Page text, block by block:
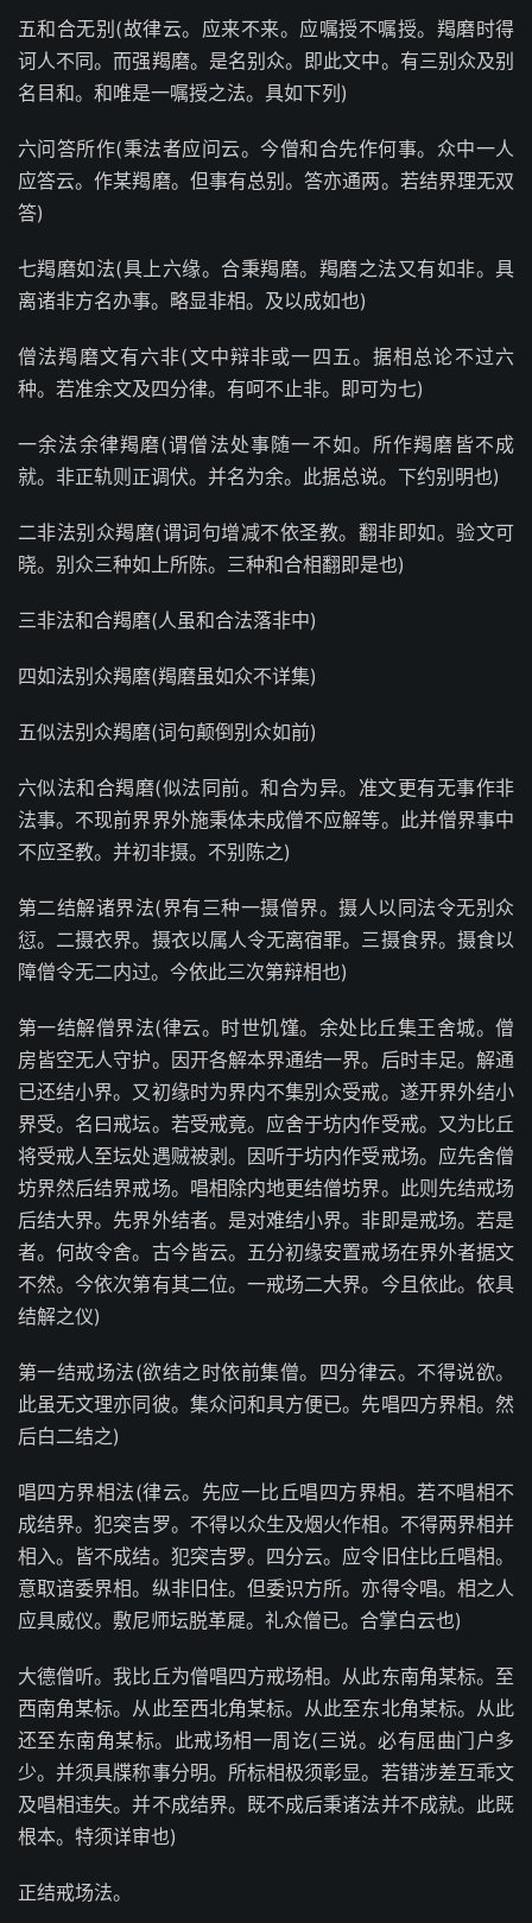
五和合无别(故律云。应来不来。应嘱授不嘱授。羯磨时得
诃人不同。而强羯磨。是名别众。即此文中。有三别众及别
名目和。和唯是一嘱授之法。具如下列)
六问答所作(秉法者应问云。今僧和合先作何事。众中一人
应答云。作某羯磨。但事有总别。答亦通两。若结界理无双
答)
七羯磨如法(具上六缘。合秉羯磨。羯磨之法又有如非。具
离诸非方名办事。略显非相。及以成如也)
僧法羯磨文有六非(文中辩非或一四五。据相总论不过六
种。若准余文及四分律。有呵不止非。即可为七)
一余法余律羯磨(谓僧法处事随一不如。所作羯磨皆不成
就。非正轨则正调伏。并名为余。此据总说。下约别明也)
二非法别众羯磨(谓词句增减不依圣教。翻非即如。验文可
晓。别众三种如上所陈。三种和合相翻即是也)
三非法和合羯磨(人虽和合法落非中)
四如法别众羯磨(羯磨虽如众不详集)
五似法别众羯磨(词句颠倒别众如前)
六似法和合羯磨(似法同前。和合为异。准文更有无事作非
法事。不现前界界外施秉体未成僧不应解等。此并僧界事中
不应圣教。并初非摄。不别陈之)
第二结解诸界法(界有三种一摄僧界。摄人以同法令无别众
愆。二摄衣界。摄衣以属人令无离宿罪。三摄食界。摄食以
障僧令无二内过。今依此三次第辩相也)
第一结解僧界法(律云。时世饥馑。余处比丘集王舍城。僧
房皆空无人守护。因开各解本界通结一界。后时丰足。解通
已还结小界。又初缘时为界内不集别众受戒。遂开界外结小
界受。名曰戒坛。若受戒竟。应舍于坊内作受戒。又为比丘
将受戒人至坛处遇贼被剥。因听于坊内作受戒场。应先舍僧
坊界然后结界戒场。唱相除内地更结僧坊界。此则先结戒场
后结大界。先界外结者。是对难结小界。非即是戒场。若是
者。何故令舍。古今皆云。五分初缘安置戒场在界外者据文
不然。今依次第有其二位。一戒场二大界。今且依此。依具
结解之仪)
第一结戒场法(欲结之时依前集僧。四分律云。不得说欲。
此虽无文理亦同彼。集众问和具方便已。先唱四方界相。然
后白二结之)
唱四方界相法(律云。先应一比丘唱四方界相。若不唱相不
成结界。犯突吉罗。不得以众生及烟火作相。不得两界相并
相入。皆不成结。犯突吉罗。四分云。应令旧住比丘唱相。
意取谙委界相。纵非旧住。但委识方所。亦得令唱。相之人
应具威仪。敷尼师坛脱革屣。礼众僧已。合掌白云也)
大德僧听。我比丘为僧唱四方戒场相。从此东南角某标。至
西南角某标。从此至西北角某标。从此至东北角某标。从此
还至东南角某标。此戒场相一周讫(三说。必有屈曲门户多
少。并须具牒称事分明。所标相极须彰显。若错涉差互乖文
及唱相违失。并不成结界。既不成后秉诸法并不成就。此既
根本。特须详审也)
正结戒场法。